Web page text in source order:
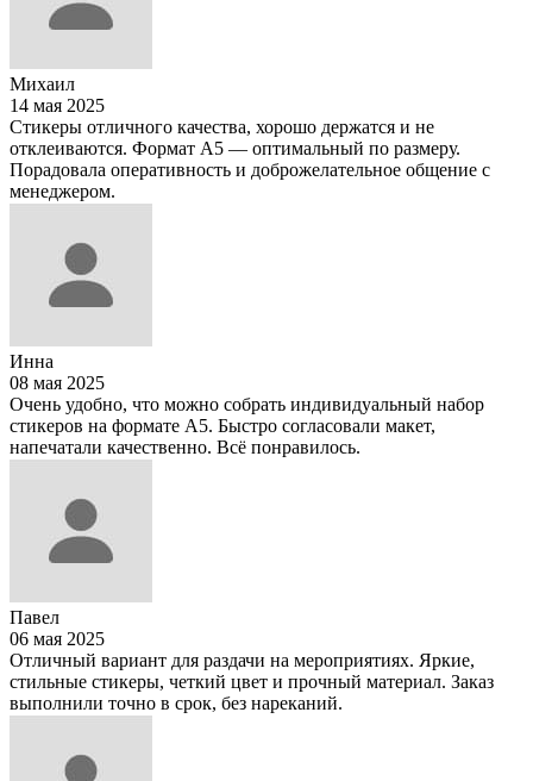
Михаил
14 мая 2025
Стикеры отличного качества, хорошо держатся и не
отклеиваются. Формат А5 — оптимальный по размеру.
Порадовала оперативность и доброжелательное общение с
менеджером.
Инна
08 мая 2025
Очень удобно, что можно собрать индивидуальный набор
стикеров на формате А5. Быстро согласовали макет,
напечатали качественно. Всё понравилось.
Павел
06 мая 2025
Отличный вариант для раздачи на мероприятиях. Яркие,
стильные стикеры, четкий цвет и прочный материал. Заказ
выполнили точно в срок, без нареканий.